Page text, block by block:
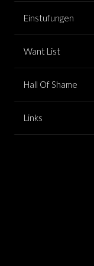
Einstufungen
Want List
Hall Of Shame
Links